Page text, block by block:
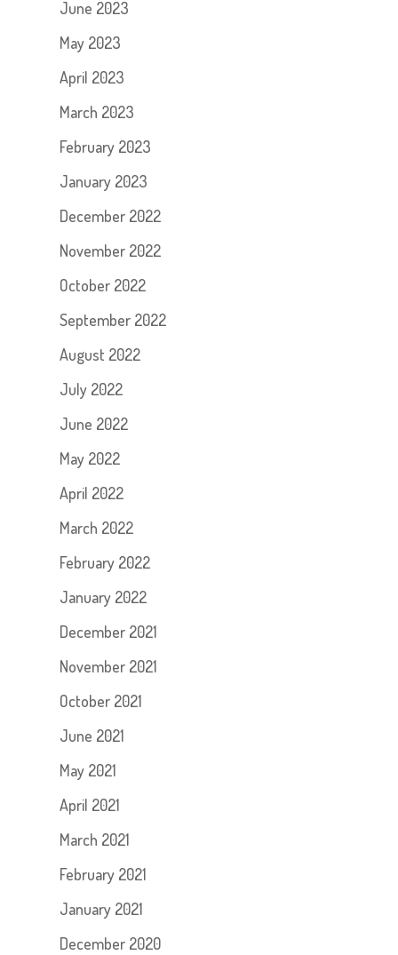
June 2023
May 2023
April 2023
March 2023
February 2023
January 2023
December 2022
November 2022
October 2022
September 2022
August 2022
July 2022
June 2022
May 2022
April 2022
March 2022
February 2022
January 2022
December 2021
November 2021
October 2021
June 2021
May 2021
April 2021
March 2021
February 2021
January 2021
December 2020